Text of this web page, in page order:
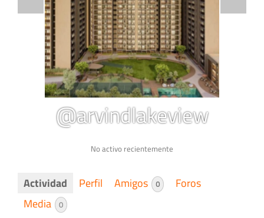
@arvindlakeview
No activo recientemente
Actividad Perfil Amigos 0
Foros
Media
0